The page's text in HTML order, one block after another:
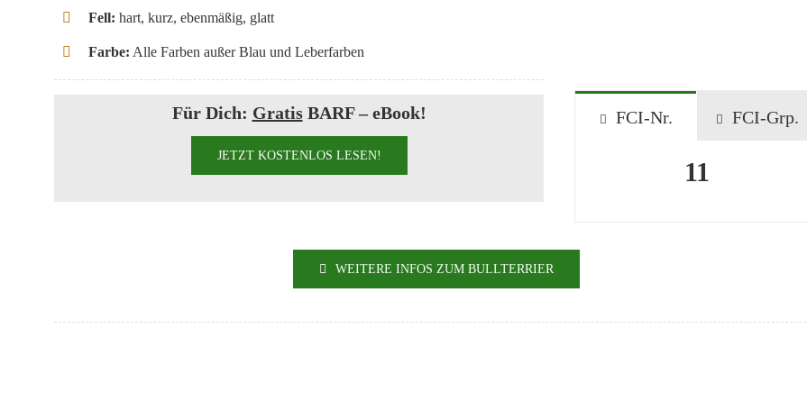
Fell: hart, kurz, ebenmäßig, glatt
Farbe: Alle Farben außer Blau und Leberfarben
Für Dich: GratisBARF – eBook!
JETZT KOSTENLOS LESEN!
FCI-Nr. FCI-Grp.
11
WEITERE INFOS ZUM BULLTERRIER